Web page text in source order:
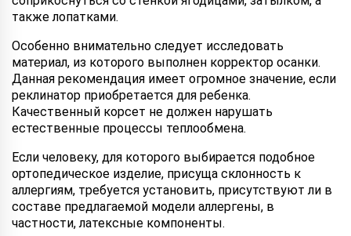
также лопатками.
Особенно внимательно следует исследовать
материал, из которого выполнен корректор осанки.
Данная рекомендация имеет огромное значение, если
реклинатор приобретается для ребенка.
Качественный корсет не должен нарушать
естественные процессы теплообмена.
Если человеку, для которого выбирается подобное
ортопедическое изделие, присуща склонность к
аллергиям, требуется установить, присутствуют ли в
составе предлагаемой модели аллергены, в
частности, латексные компоненты.